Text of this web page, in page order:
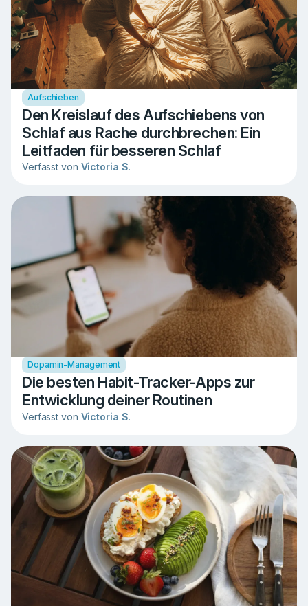
Aufschieben
Den Kreislauf des Aufschiebens von
Schlaf aus Rache durchbrechen: Ein
Leitfaden für besseren Schlaf
Verfasst von Victoria S.
Dopamin-Management
Die besten Habit-Tracker-Apps zur
Entwicklung deiner Routinen
Verfasst von Victoria S.